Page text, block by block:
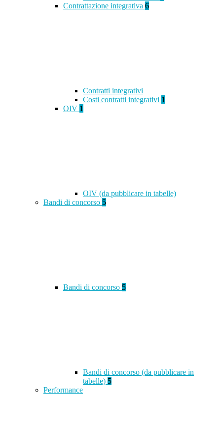
Contrattazione integrativa 6
Contratti integrativi
Costi contratti integrativi 1
OIV 1
OIV (da pubblicare in tabelle)
Bandi di concorso 5
Bandi di concorso 5
Bandi di concorso (da pubblicare in
tabelle) 5
Performance